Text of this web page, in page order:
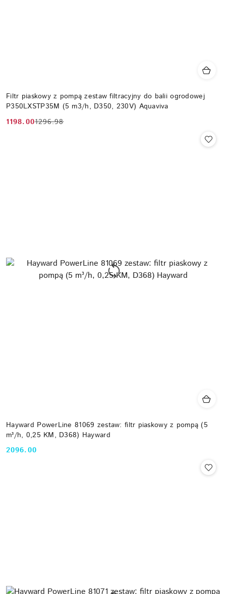
Filtr piaskowy z pompą zestaw filtracyjny do balii ogrodowej
P350LXSTP35M (5 m3/h, D350, 230V) Aquaviva
Cena
1198.00
Cena
1296.98
Hayward PowerLine 81069 zestaw: filtr piaskowy z pompą (5
m³/h, 0,25 KM, D368) Hayward
Cena:
2096.00